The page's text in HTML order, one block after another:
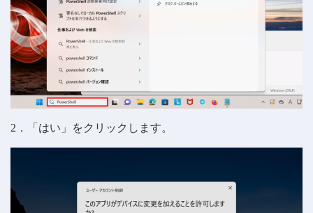
2．「はい」をクリックします。